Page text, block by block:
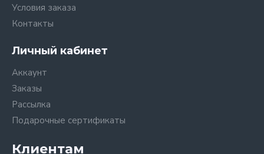
Условия заказа
Контакты
Личный кабинет
Аккаунт
Заказы
Рассылка
Подарочные сертификаты
Клиентам